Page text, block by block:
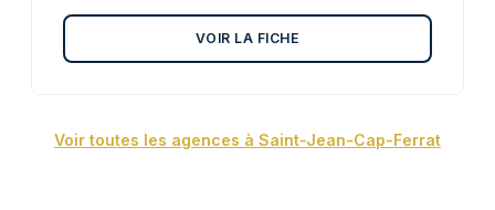
VOIR LA FICHE
Voir toutes les agences à Saint-Jean-Cap-Ferrat